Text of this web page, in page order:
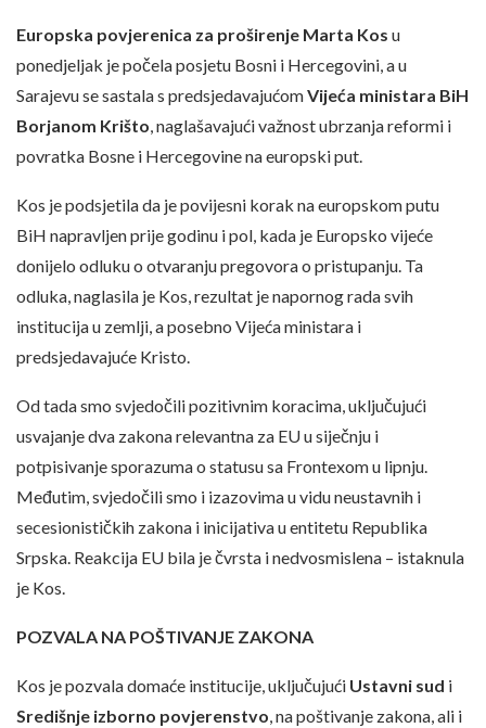
Europska povjerenica za proširenje Marta Kos u
ponedjeljak je počela posjetu Bosni i Hercegovini, a u
Sarajevu se sastala s predsjedavajućomVijeća ministara BiH
Borjanom Krišto, naglašavajući važnost ubrzanja reformi i
povratka Bosne i Hercegovine na europski put.
Kos je podsjetila da je povijesni korak na europskom putu
BiH napravljen prije godinu i pol, kada je Europsko vijeće
donijelo odluku o otvaranju pregovora o pristupanju. Ta
odluka, naglasila je Kos, rezultat je napornog rada svih
institucija u zemlji, a posebno Vijeća ministara i
predsjedavajuće Kristo.
Od tada smo svjedočili pozitivnim koracima, uključujući
usvajanje dva zakona relevantna za EU u siječnju i
potpisivanje sporazuma o statusu sa Frontexom u lipnju.
Međutim, svjedočili smo i izazovima u vidu neustavnih i
secesionističkih zakona i inicijativa u entitetu Republika
Srpska. Reakcija EU bila je čvrsta i nedvosmislena – istaknula
je Kos.
POZVALA NA POŠTIVANJE ZAKONA
Kos je pozvala domaće institucije, uključujući Ustavni sud i
Središnje izborno povjerenstvo, na poštivanje zakona, ali i